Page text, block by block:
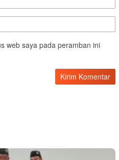
web saya pada peramban ini